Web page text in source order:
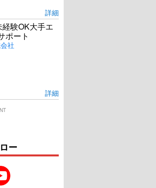
詳細
験OK大手エ
ポート
社
詳細
ー